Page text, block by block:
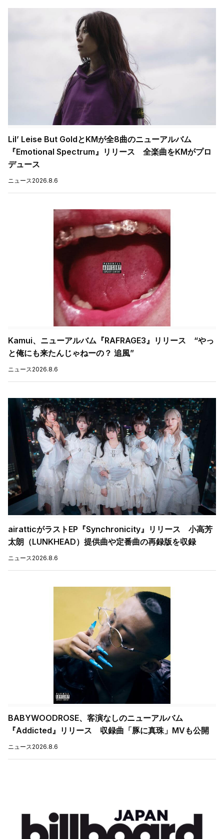
Lil’ Leise But GoldとKMが全8曲のニューアルバム
『Emotional Spectrum』リリース 全楽曲をKMがプロ
デュース
ニュース 2026.8.6
Kamui、ニューアルバム『RAFRAGE3』リリース “やっ
と俺にも来たんじゃねーの？ 追風”
ニュース 2026.8.6
airatticがラストEP『Synchronicity』リリース 小高芳
太朗（LUNKHEAD）提供曲や定番曲の再録版を収録
ニュース 2026.8.6
BABYWOODROSE、客演なしのニューアルバム
『Addicted』リリース 収録曲「豚に真珠」MVも公開
ニュース 2026.8.6